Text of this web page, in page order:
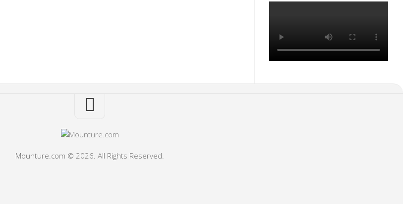
Mounture.com © 2026. All Rights Reserved.